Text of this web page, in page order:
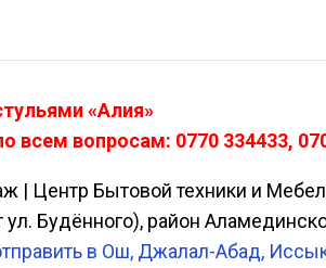
«Алия»
всем вопросам: 0770 334433,
| Центр Бытовой техники и
ул. Будённого), район
в Ош, Джалал-Абад,